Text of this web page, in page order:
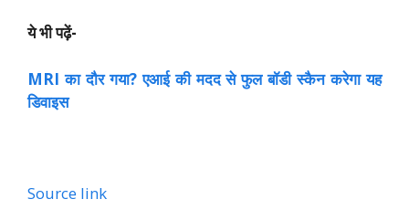
ये भी पढ़ें-
MRI का दौर गया? एआई की मदद से फुल बॉडी स्कैन करेगा यह
डिवाइस
Source link